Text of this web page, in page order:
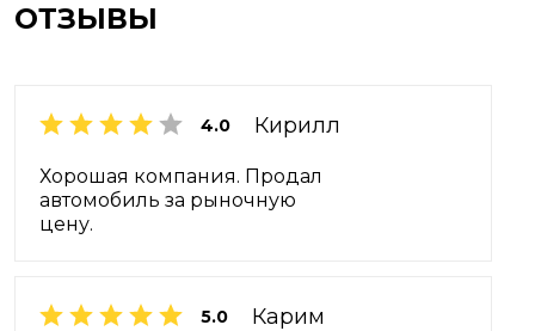
ОТЗЫВЫ
4.0 Кирилл
Хорошая компания. Продал
автомобиль за рыночную
цену.
5.0 Карим